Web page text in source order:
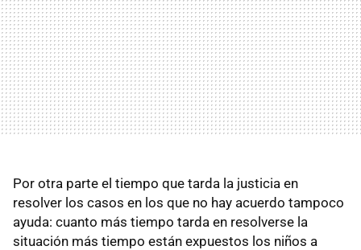
Por otra parte el tiempo que tarda la justicia en
resolver los casos en los que no hay acuerdo tampoco
ayuda: cuanto más tiempo tarda en resolverse la
situación más tiempo están expuestos los niños a